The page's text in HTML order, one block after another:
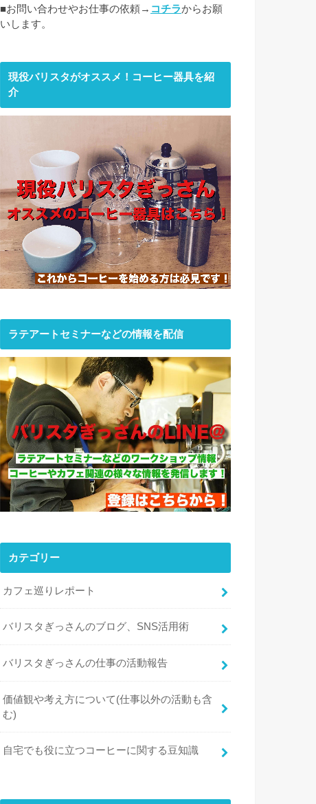
■お問い合わせやお仕事の依頼→ コチラからお願
いします。
現役バリスタがオススメ！コーヒー器具を紹
介
ラテアートセミナーなどの情報を配信
カテゴリー
カフェ巡りレポート
バリスタぎっさんのブログ、SNS活用術
バリスタぎっさんの仕事の活動報告
価値観や考え方について(仕事以外の活動も含
む)
自宅でも役に立つコーヒーに関する豆知識